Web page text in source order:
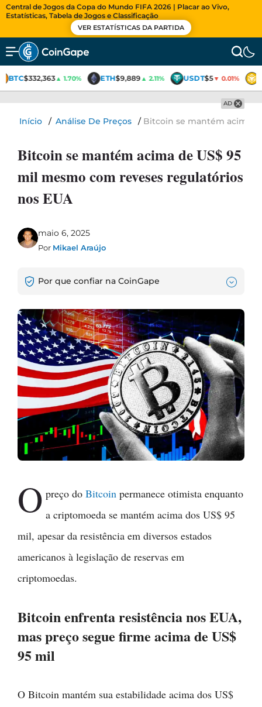
Central de Jogos da Copa do Mundo FIFA 2026 | Placar ao Vivo,
Estatísticas, Tabela de Jogos e Classificação
VER ESTATÍSTICAS DA PARTIDA
BTC$332,363▲ 1.70% ETH$9,889▲ 2.11% USDT$5▼ 0.01%
AD
Início / Análise De Preços / Bitcoin se mantém acima
Bitcoin se mantém acima de US$ 95
mil mesmo com reveses regulatórios
nos EUA
maio 6, 2025
Por Mikael Araújo
Por que confiar na CoinGape
O preço doBitcoin permanece otimista enquanto
a criptomoeda se mantém acima dos US$ 95
mil, apesar da resistência em diversos estados
americanos à legislação de reservas em
criptomoedas.
Bitcoin enfrenta resistência nos EUA,
mas preço segue firme acima de US$
95 mil
O Bitcoin mantém sua estabilidade acima dos US$